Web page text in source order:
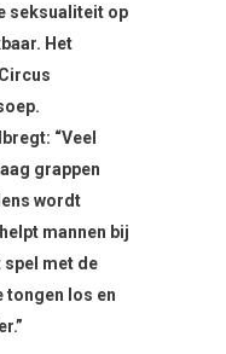
seksualiteit op
Het
“Veel
grappen
wordt
mannen bij
spel met de
tongen los en